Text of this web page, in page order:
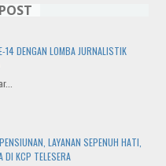
14 DENGAN LOMBA JURNALISTIK
LAYANAN SEPENUH HATI,
DI KCP TELESERA